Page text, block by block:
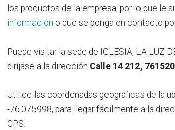
los productos de la empresa, por lo que le
información o que se ponga en contacto
Puede visitar la sede de IGLESIA, LA LUZ
diríjase a la dirección Calle 14 212,
Utilice las coordenadas geográficas de la
-76.075998, para llegar fácilmente a la
GPS.